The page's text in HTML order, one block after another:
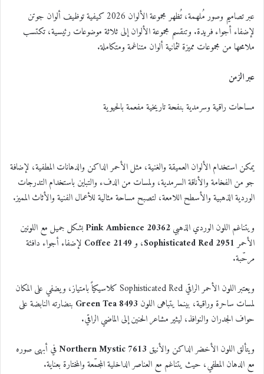
عبر تصاميم وصور مُلهمة، تُظهر مجموعة الألوان 2026 كيفية توظيف ألوان جوتن
لإضفاء أجواء فريدة. وتنقسم مجموعة الألوان إلى ثلاثة موضوعات رئيسية، تكتسب
ملامحها من مجموعات مميزة لثمانية ألوان متناغمة ومتكاملة.
عبر الزمن
مساحات راقية وسرمدية بنفحة تاريخية مفعمة بالحيوية
يمكن استخدام الألوان العميقة والغنية، مثل الأحمر الداكن والدهانات المطفية، لإضافة
جو من الفخامة والأناقة السرمدية، ولمسات من الدفء والتباين باستخدام التدرجات
الوردية الذهبية والأسطح اللامعة، لتصبح مساحة مثالية للأعمال الفنية والأثاث المميز.
ويتناغم اللون الوردي الذهبي20362 Pink Ambience
بشكل جميل مع اللونين
الأحمر2951
Sophisticated Red، و2149 Coffee
لإضفاء أجواء دافئة
مرحّبة.
ويعتبر اللون الأحمر الراقي Sophisticated Red كلاسيكياً بامتياز، ويضفي على المكان
لمسات ساحرة وراقية، بينما يتباهى اللون 8493 Green Tea
بنضارته النابضة على
حواف الجدران والنوافذ، ليثير مشاعر الحنين إلى الماضي الراقي.
ويتألق اللون الأخضر الداكن والأنيق 7613 Northern Mystic
في أبهى صوره
مع الدهان المطفي، حيث يتناغم مع العناصر الداخلية المجمّعة والمختارة بعناية.